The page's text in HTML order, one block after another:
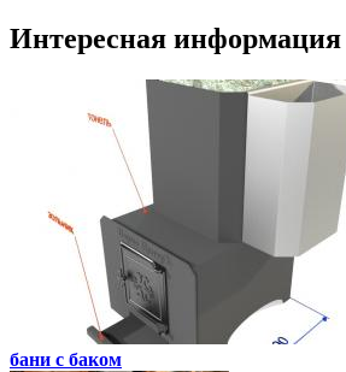
Интересная информация
бани с баком